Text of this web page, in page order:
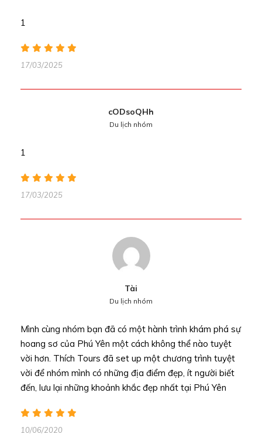
1
17/03/2025
cODsoQHh
Du lịch nhóm
1
17/03/2025
Tài
Du lịch nhóm
Mình cùng nhóm bạn đã có một hành trình khám phá sự
hoang sơ của Phú Yên một cách không thể nào tuyệt
vời hơn. Thích Tours đã set up một chương trình tuyệt
vời để nhóm mình có những địa điểm đẹp, ít người biết
đến, lưu lại những khoảnh khắc đẹp nhất tại Phú Yên
10/06/2020